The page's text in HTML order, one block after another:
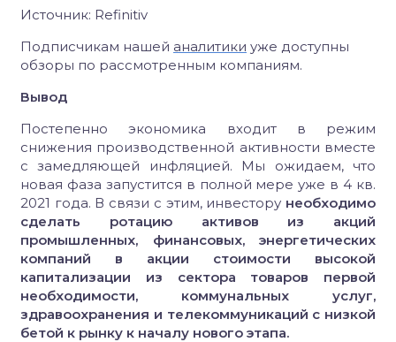
Источник: Refinitiv
Подписчикам нашей аналитики уже доступны
обзоры по рассмотренным компаниям.
Вывод
Постепенно экономика входит в режим
снижения производственной активности вместе
с замедляющей инфляцией. Мы ожидаем, что
новая фаза запустится в полной мере уже в 4 кв.
2021 года. В связи с этим, инвестору необходимо
сделать ротацию активов из акций
промышленных, финансовых, энергетических
компаний в акции стоимости высокой
капитализации из сектора товаров первой
необходимости, коммунальных услуг,
здравоохранения и телекоммуникаций с низкой
бетой к рынку к началу нового этапа.